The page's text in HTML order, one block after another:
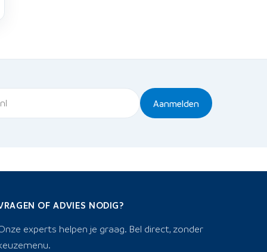
Aanmelden
OF ADVIES NODIG?
experts helpen je graag. Bel direct, zonder